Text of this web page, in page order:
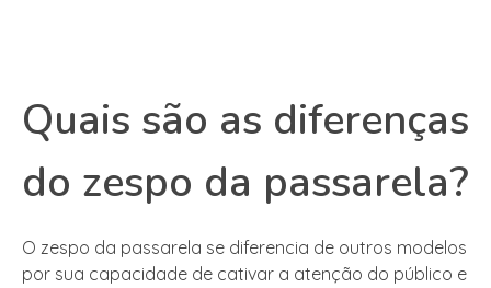
Quais são as diferenças
do zespo da passarela?
O zespo da passarela se diferencia de outros modelos
por sua capacidade de cativar a atenção do público e